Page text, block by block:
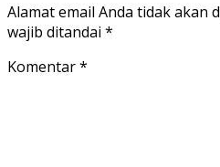
Alamat email Anda tidak akan
wajib ditandai *
Komentar*